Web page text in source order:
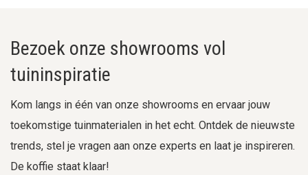
Bezoek onze showrooms vol
tuininspiratie
Kom langs in één van onze showrooms en ervaar jouw
toekomstige tuinmaterialen in het echt. Ontdek de nieuwste
trends, stel je vragen aan onze experts en laat je inspireren.
De koffie staat klaar!